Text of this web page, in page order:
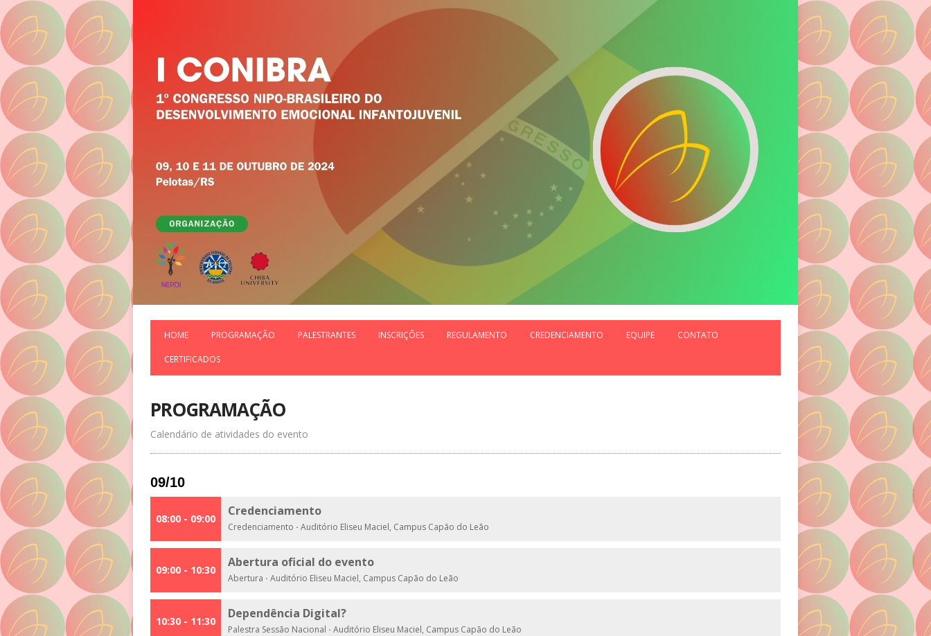
HOME PROGRAMAÇÃO PALESTRANTES INSCRIÇÕES REGULAMENTO CREDENCIAMENTO EQUIPE CONTATO
CERTIFICADOS
PROGRAMAÇÃO
Calendário de atividades do evento
09/10
08:00 - 09:00
Credenciamento
Credenciamento · Auditório Eliseu Maciel, Campus Capão do Leão
09:00 - 10:30
Abertura oficial do evento
Abertura · Auditório Eliseu Maciel, Campus Capão do Leão
10:30 - 11:30
Dependência Digital?
Palestra Sessão Nacional · Auditório Eliseu Maciel, Campus Capão do Leão